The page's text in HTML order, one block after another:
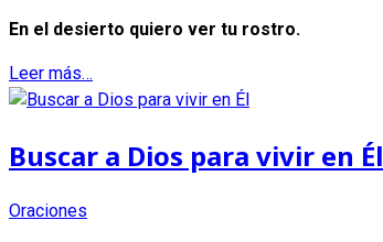
En el desierto quiero ver tu rostro.
Leer más…
Buscar a Dios para vivir en Él
Oraciones